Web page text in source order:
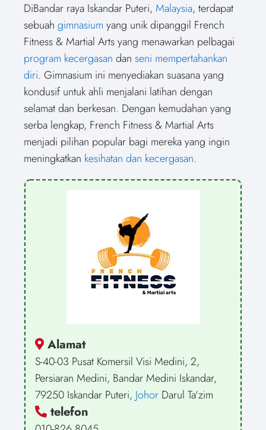
r
e
o
n
w
i
t
t
e
r
)
r
o
n
e
o
o
k
r
e
o
n
t
e
r
e
s
t
r
o
n
k
d
I
n
r
n
i
DiBandar raya Iskandar Puteri, Malaysia, terdapat
sebuah gimnasium yang unik dipanggil French
Fitness & Martial Arts yang menawarkan pelbagai
program kecergasan dan seni mempertahankan
diri. Gimnasium ini menyediakan suasana yang
kondusif untuk ahli menjalani latihan dengan
selamat dan berkesan. Dengan kemudahan yang
serba lengkap, French Fitness & Martial Arts
menjadi pilihan popular bagi mereka yang ingin
meningkatkan kesihatan dan kecergasan.
Alamat
S-40-03 Pusat Komersil Visi Medini, 2,
Persiaran Medini, Bandar Medini Iskandar,
79250 Iskandar Puteri, Johor Darul Ta'zim
telefon